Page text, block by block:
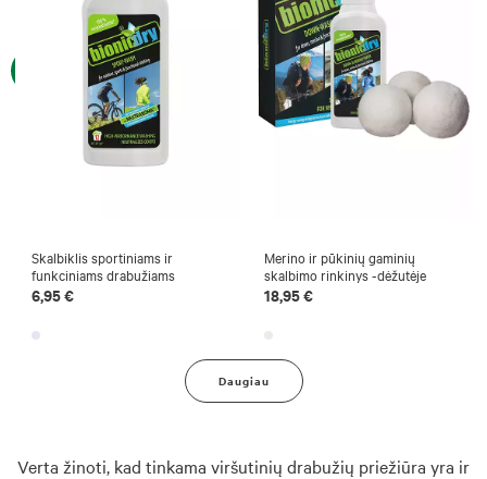
Skalbiklis sportiniams ir
funkciniams drabužiams
6,95 €
Merino ir pūkinių gaminių
skalbimo rinkinys -dėžutėje
18,95 €
Daugiau
Verta žinoti, kad tinkama viršutinių drabužių priežiūra yra ir